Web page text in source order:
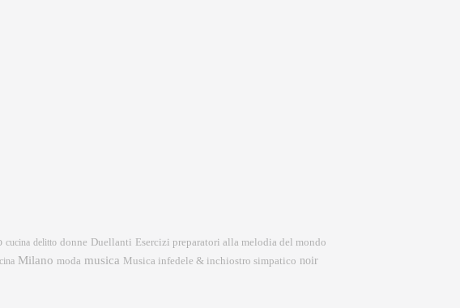
cucina delitto donne Duellanti Esercizi preparatori alla melodia del mondo
Milano moda musica Musica infedele & inchiostro simpatico noir